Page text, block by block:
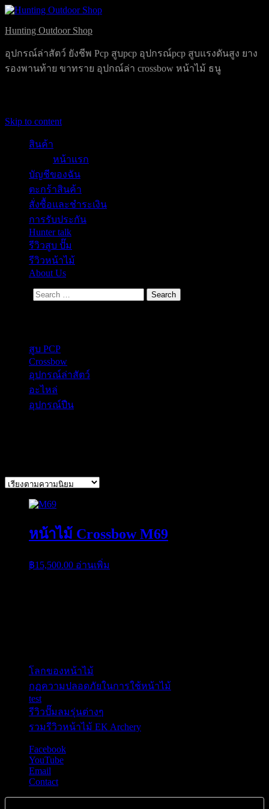
Hunting Outdoor Shop
อุปกรณ์ล่าสัตว์ ยังชีพ Pcp สูบpcp อุปกรณ์pcp สูบแรงดันสูง ยาง
รองพานท้าย ขาทราย อุปกณ์ล่า crossbow หน้าไม้ ธนู
Skip to content
สินค้า
หน้าแรก
บัญชีของฉัน
ตะกร้าสินค้า
สั่งซื้อและชำระเงิน
การรับประกัน
Hunter talk
รีวิวสูบ ปั๊ม
รีวิวหน้าไม้
About Us
สูบ PCP
Crossbow
อุปกรณ์ล่าสัตว์
อะไหล่
อุปกรณ์ปืน
หน้าไม้ Crossbow M69
฿15,500.00 อ่านเพิ่ม
โลกของหน้าไม้
กฏความปลอดภัยในการใช้หน้าไม้
test
รีวิวปั๊มลมรุ่นต่างๆ
รวมรีวิวหน้าไม้ EK Archery
Facebook
YouTube
Email
Contact